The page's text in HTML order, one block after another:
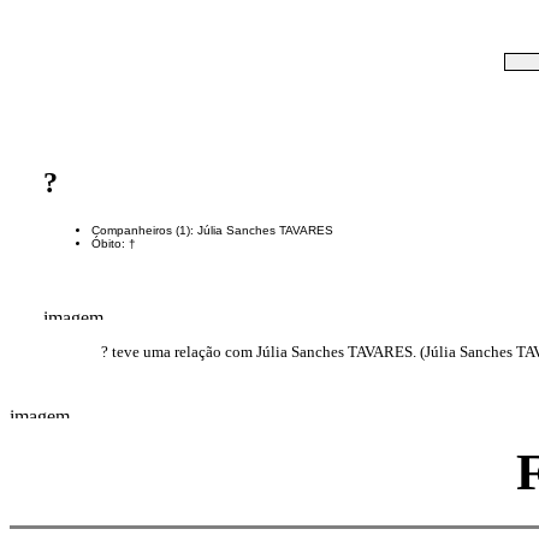
?
Companheiros (1): Júlia Sanches TAVARES
Óbito: †
? teve uma relação com Júlia Sanches TAVARES. (Júlia Sanches